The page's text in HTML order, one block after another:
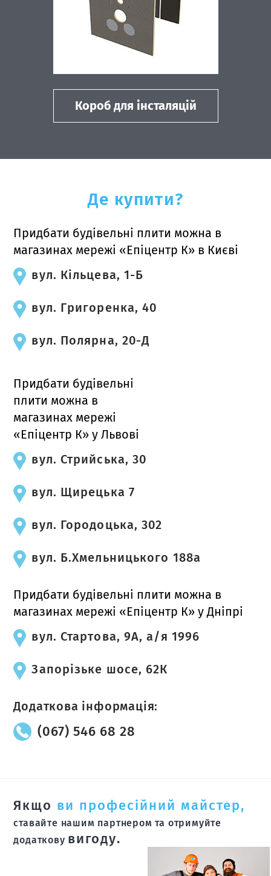
Короб для інсталяцій
Де купити?
Придбати будівельні плити можна в
магазинах мережі «Епіцентр К» в Києві
вул. Кільцева, 1-Б
вул. Григоренка, 40
вул. Полярна, 20-Д
Придбати будівельні
плити можна в
магазинах мережі
«Епіцентр К» у Львові
вул. Стрийська, 30
вул. Щирецька 7
вул. Городоцька, 302
вул. Б.Хмельницького 188а
Придбати будівельні плити можна в
магазинах мережі «Епіцентр К» у Дніпрі
вул. Стартова, 9А, а/я 1996
Запорізьке шосе, 62К
Додаткова інформація:
(067) 546 68 28
Якщо ви професійний майстер,
ставайте нашим партнером та отримуйте
додаткову вигоду.